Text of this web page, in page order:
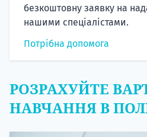
безкоштовну заявку на
нашими спеціалістами.
Потрібна допомога
РОЗРАХУЙТЕ
НАВЧАННЯ В